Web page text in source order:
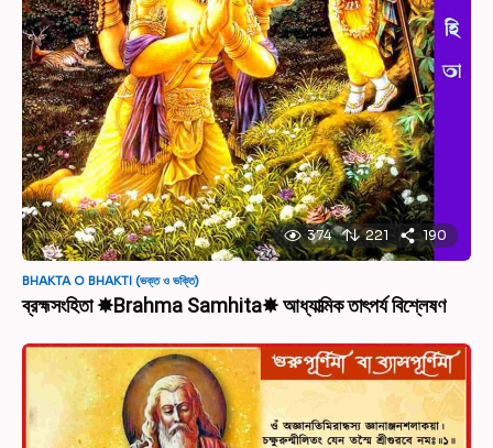
374 221 190
BHAKTA O BHAKTI (ভক্ত ও ভক্তি)
ব্রহ্মসংহিতা ✸Brahma Samhita✸ আধ্যাত্মিক তাৎপর্য বিশ্লেষণ